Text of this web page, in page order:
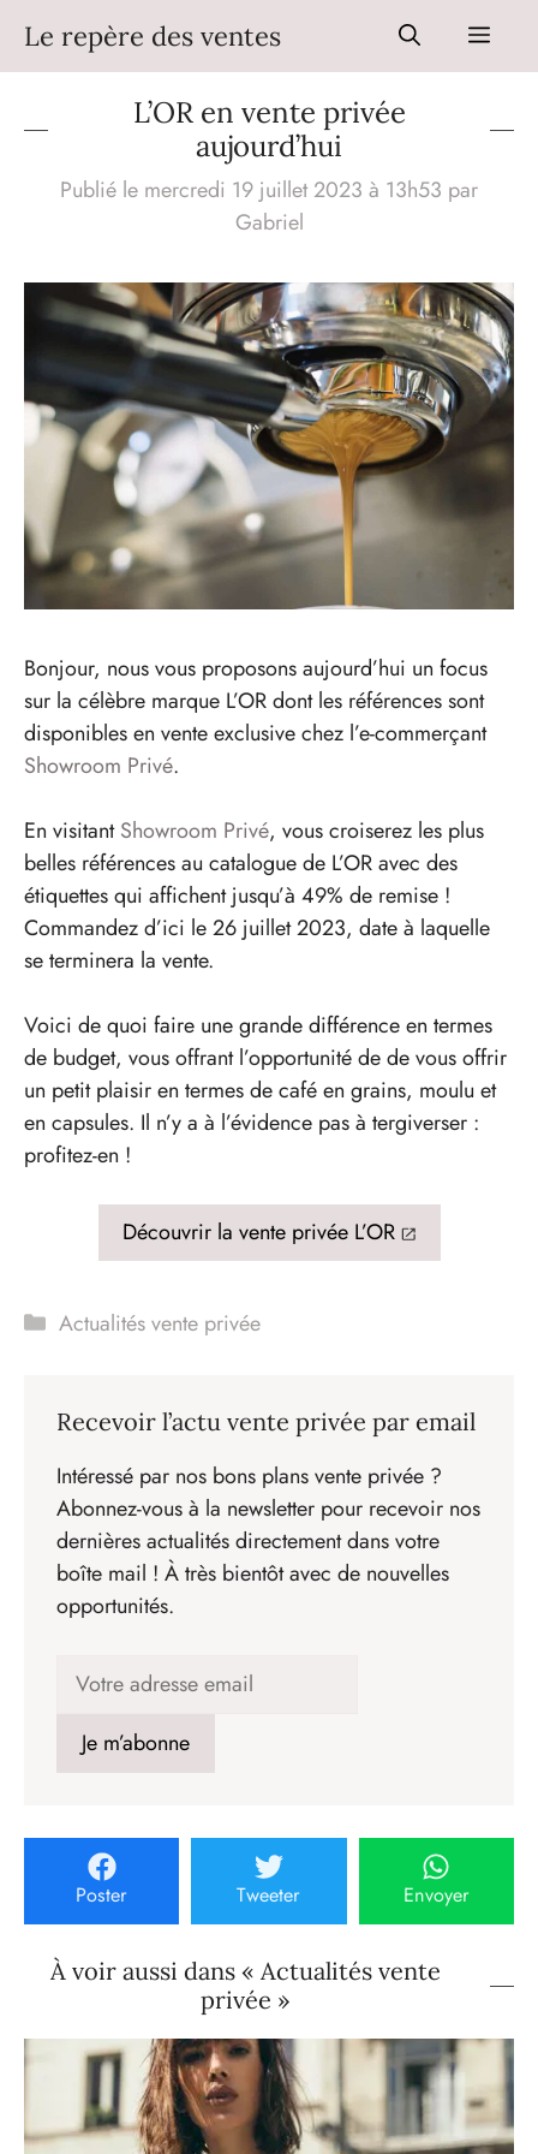
contenu
Le repère des ventes Menu
L’OR en vente privée
aujourd’hui
Publié le mercredi 19 juillet 2023 à 13h53 par
Gabriel
Bonjour, nous vous proposons aujourd’hui un focus
sur la célèbre marque L’OR dont les références sont
disponibles en vente exclusive chez l’e-commerçant
Showroom Privé.
En visitantShowroom Privé, vous croiserez les plus
belles références au catalogue de L’OR avec des
étiquettes qui affichent jusqu’à 49% de remise !
Commandez d’ici le 26 juillet 2023, date à laquelle
se terminera la vente.
Voici de quoi faire une grande différence en termes
de budget, vous offrant l’opportunité de de vous offrir
un petit plaisir en termes de café en grains, moulu et
en capsules. Il n’y a à l’évidence pas à tergiverser :
profitez-en !
Découvrir la vente privée L’OR
Catégories
Actualités vente privée
Recevoir l’actu vente privée par email
Intéressé par nos bons plans vente privée ?
Abonnez-vous à la newsletter pour recevoir nos
dernières actualités directement dans votre
boîte mail ! À très bientôt avec de nouvelles
opportunités.
Poster Tweeter Envoyer
À voir aussi dans « Actualités vente
privée »